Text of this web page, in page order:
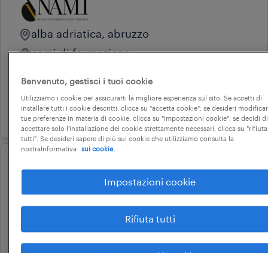
alba adriatica, abruzzo
corsi di formazione
1 luglio 2026
operational
produzione(m/f/nb)
tempo determinato
Benvenuto, gestisci i tuoi cookie
Utilizziamo i cookie per assicurarti la migliore esperienza sul sito. Se accetti di
installare tutti i cookie descritti, clicca su "accetta cookie"; se desideri
tue preferenze in materia di cookie, clicca su "impostazioni cookie"; se decidi di
accettare solo l'installazione dei cookie strettamente necessari, clicca su "rifiuta
tutti". Se desideri sapere di più sui cookie che utilizziamo consulta la
nostraInformativa
sui cookie.
Impostazioni cookie
Rifiuta tutti